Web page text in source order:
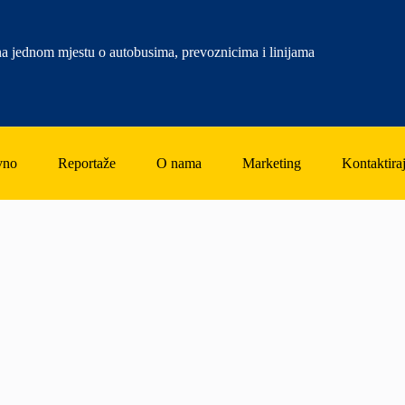
jednom mjestu o autobusima, prevoznicima i linijama
Reportaže O nama Marketing